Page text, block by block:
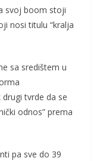
svoj boom stoji
nosi titulu “kralja
sa središtem u
tvrde da se
odnos” prema
pa sve do 39